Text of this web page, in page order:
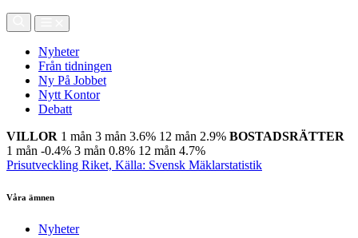
Nyheter
Från tidningen
Ny På Jobbet
Nytt Kontor
Debatt
VILLOR 1 mån 3 mån 3.6% 12 mån 2.9% BOSTADSRÄTTER
1 mån -0.4% 3 mån 0.8% 12 mån 4.7%
Prisutveckling Riket, Källa: Svensk Mäklarstatistik
Våra ämnen
Nyheter